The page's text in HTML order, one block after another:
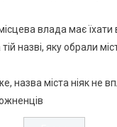
влада має їхати
назві, яку обрали
назва міста ніяк не